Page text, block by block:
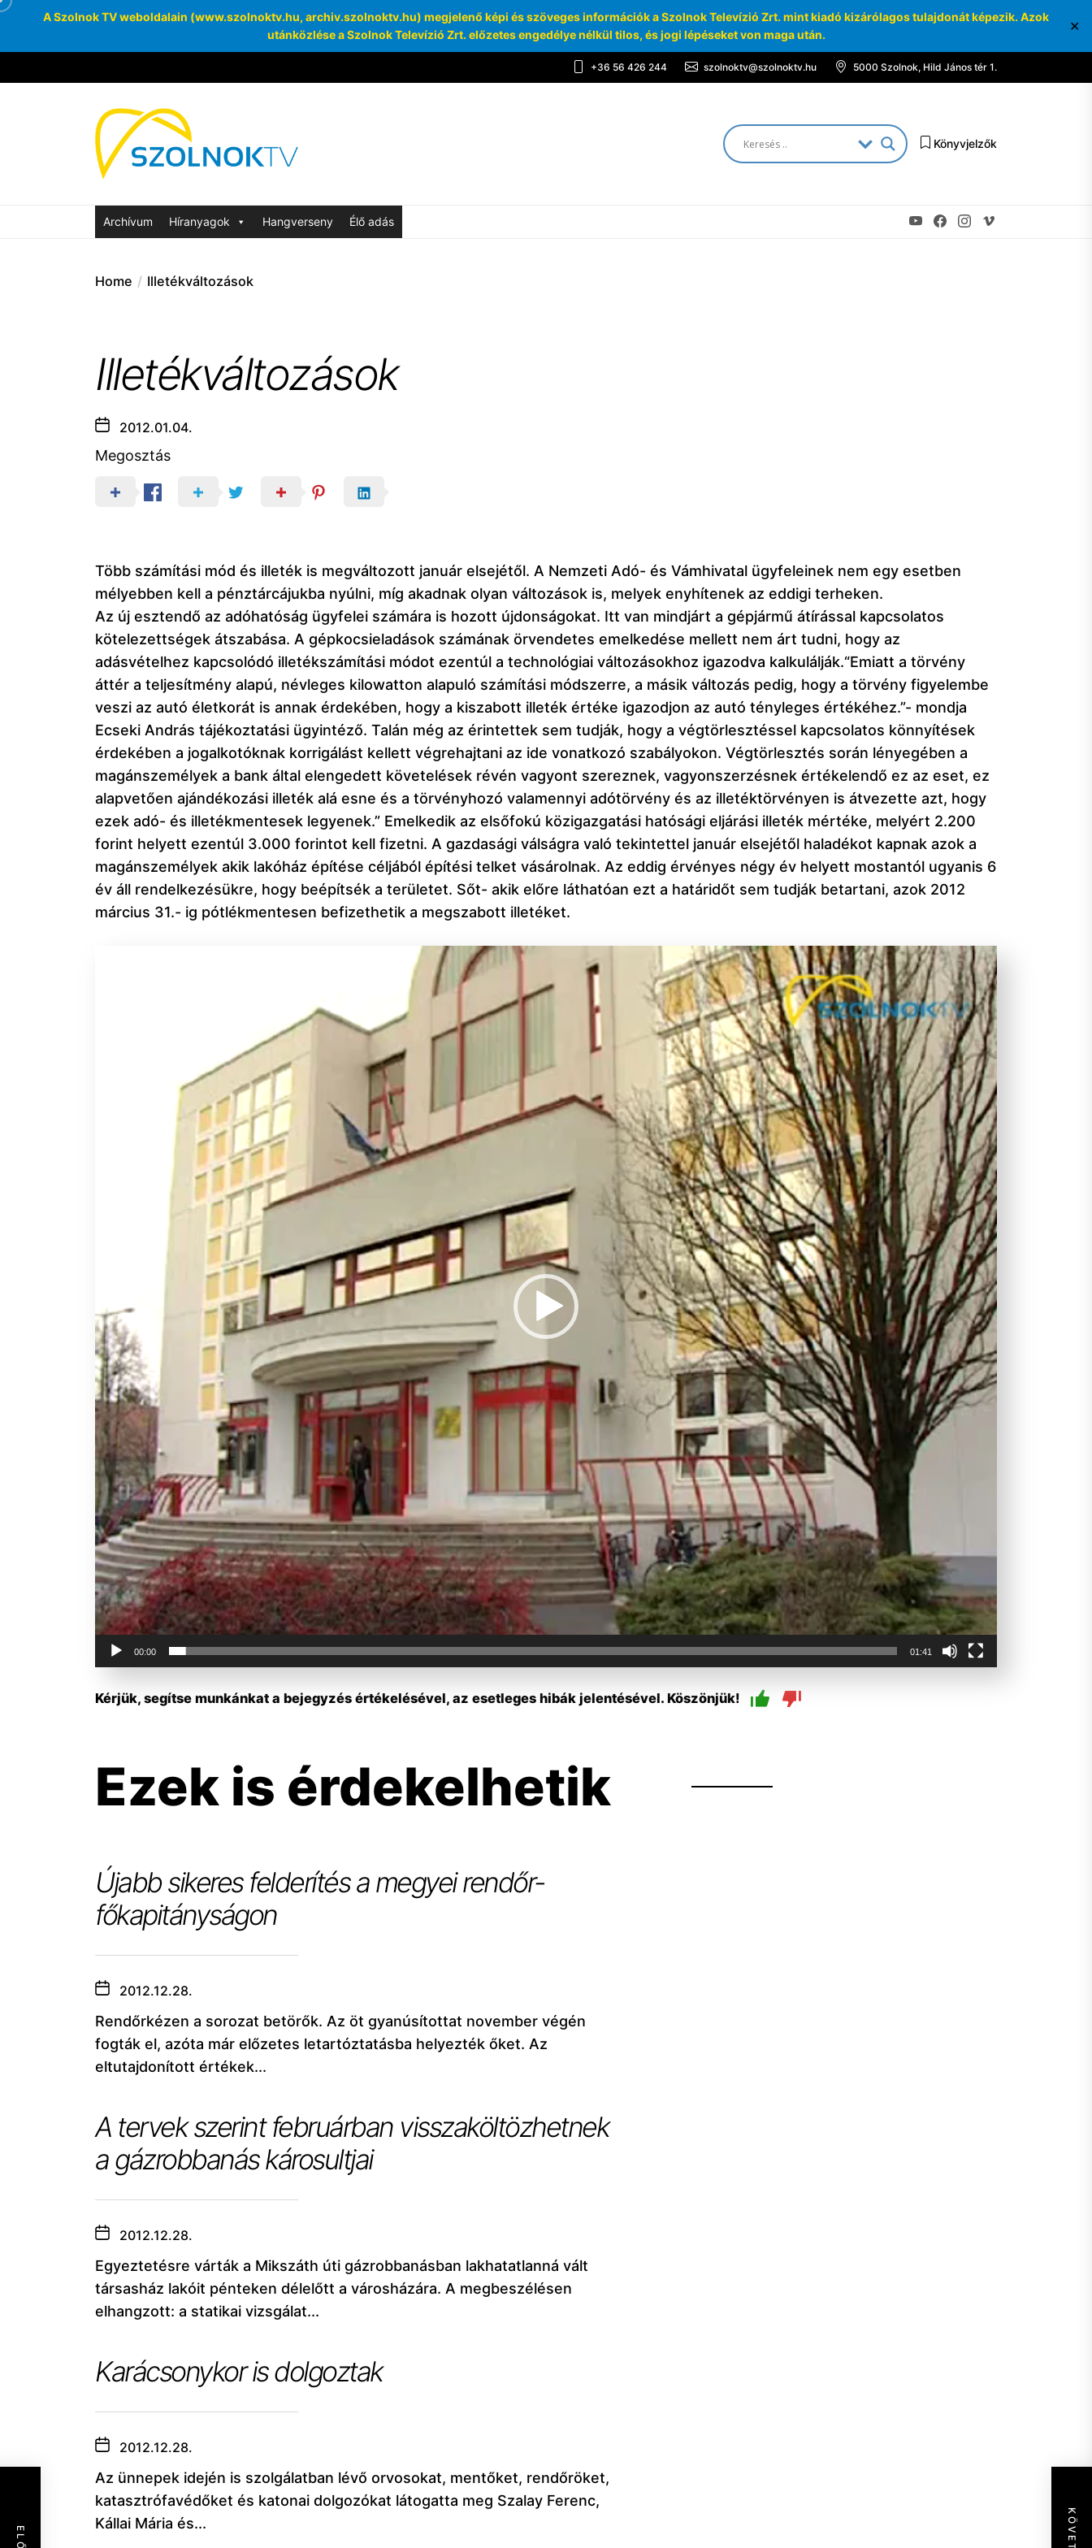
A Szolnok TV weboldalain (www.szolnoktv.hu, archiv.szolnoktv.hu) megjelenő képi és szöveges információk a Szolnok Televízió Zrt. mint kiadó kizárólagos tulajdonát képezik. Azok
utánközlése a Szolnok Televízió Zrt. előzetes engedélye nélkül tilos, és jogi lépéseket von maga után.
✕
to
+36 56 426 244 szolnoktv@szolnoktv.hu 5000 Szolnok, Hild János tér 1.
SzolnokTV Archívum
Könyvjelzők
Archívum Híranyagok Hangverseny Élő adás YoutubeFacebook
Instagram
Vimeo
Home Illetékváltozások
Illetékváltozások
2012.01.04.
Megosztás
Több számítási mód és illeték is megváltozott január elsejétől. A Nemzeti Adó- és Vámhivatal ügyfeleinek nem egy esetben
mélyebben kell a pénztárcájukba nyúlni, míg akadnak olyan változások is, melyek enyhítenek az eddigi terheken.
Az új esztendő az adóhatóság ügyfelei számára is hozott újdonságokat. Itt van mindjárt a gépjármű átírással kapcsolatos
kötelezettségek átszabása. A gépkocsieladások számának örvendetes emelkedése mellett nem árt tudni, hogy az
adásvételhez kapcsolódó illetékszámítási módot ezentúl a technológiai változásokhoz igazodva kalkulálják.“Emiatt a törvény
áttér a teljesítmény alapú, névleges kilowatton alapuló számítási módszerre, a másik változás pedig, hogy a törvény figyelembe
veszi az autó életkorát is annak érdekében, hogy a kiszabott illeték értéke igazodjon az autó tényleges értékéhez.”- mondja
Ecseki András tájékoztatási ügyintéző. Talán még az érintettek sem tudják, hogy a végtörlesztéssel kapcsolatos könnyítések
érdekében a jogalkotóknak korrigálást kellett végrehajtani az ide vonatkozó szabályokon. Végtörlesztés során lényegében a
magánszemélyek a bank által elengedett követelések révén vagyont szereznek, vagyonszerzésnek értékelendő ez az eset, ez
alapvetően ajándékozási illeték alá esne és a törvényhozó valamennyi adótörvény és az illetéktörvényen is átvezette azt, hogy
ezek adó- és illetékmentesek legyenek.” Emelkedik az elsőfokú közigazgatási hatósági eljárási illeték mértéke, melyért 2.200
forint helyett ezentúl 3.000 forintot kell fizetni. A gazdasági válságra való tekintettel január elsejétől haladékot kapnak azok a
magánszemélyek akik lakóház építése céljából építési telket vásárolnak. Az eddig érvényes négy év helyett mostantól ugyanis 6
év áll rendelkezésükre, hogy beépítsék a területet. Sőt- akik előre láthatóan ezt a határidőt sem tudják betartani, azok 2012
március 31.- ig pótlékmentesen befizethetik a megszabott illetéket.
00:00 01:41
Kérjük, segítse munkánkat a bejegyzés értékelésével, az esetleges hibák jelentésével. Köszönjük!
Ezek is érdekelhetik
Újabb sikeres felderítés a megyei rendőr-
főkapitányságon
2012.12.28.
Rendőrkézen a sorozat betörők. Az öt gyanúsítottat november végén
fogták el, azóta már előzetes letartóztatásba helyezték őket. Az
eltutajdonított értékek...
A tervek szerint februárban visszaköltözhetnek
a gázrobbanás károsultjai
2012.12.28.
Egyeztetésre várták a Mikszáth úti gázrobbanásban lakhatatlanná vált
társasház lakóit pénteken délelőtt a városházára. A megbeszélésen
elhangzott: a statikai vizsgálat...
Karácsonykor is dolgoztak
2012.12.28.
Az ünnepek idején is szolgálatban lévő orvosokat, mentőket, rendőröket,
katasztrófavédőket és katonai dolgozókat látogatta meg Szalay Ferenc,
Kállai Mária és...